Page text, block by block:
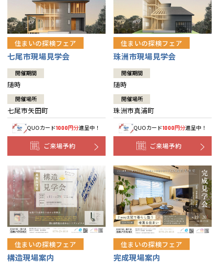
住まいの探検フェア
七尾市現場見学会
開催期間
随時
開催場所
七尾市矢田町
QUOカード1000円分進呈中！
ご来場予約
住まいの探検フェア
珠洲市現場見学会
開催期間
随時
開催場所
珠洲市真浦町
QUOカード1000円分進呈中！
ご来場予約
住まいの探検フェア
構造現場案内
住まいの探検フェア
完成現場案内